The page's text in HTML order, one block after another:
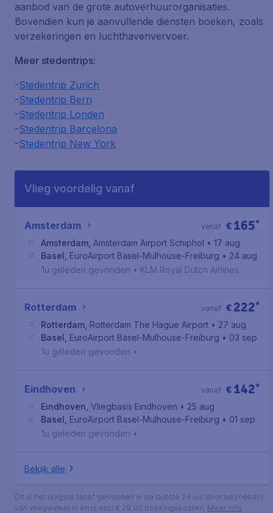
aanbod van de grote autoverhuurorganisaties.
Bovendien kun je aanvullende diensten boeken, zoals
verzekeringen en luchthavenvervoer.
Meer stedentrips:
-Stedentrip Zurich
-Stedentrip Bern
-Stedentrip Londen
-Stedentrip Barcelona
-Stedentrip New York
Vlieg voordelig vanaf
Amsterdam € 165*
vanaf
Amsterdam Amsterdam Airport Schiphol • 17 aug
Basel EuroAirport Basel-Mulhouse-Freiburg • 24 aug
1u geleden gevonden • KLM Royal Dutch Airlines
Rotterdam € 222*
vanaf
Rotterdam Rotterdam The Hague Airport • 27 aug
Basel EuroAirport Basel-Mulhouse-Freiburg • 03 sep
1u geleden gevonden •
Eindhoven € 142*
vanaf
Eindhoven Vliegbasis Eindhoven • 25 aug
Basel EuroAirport Basel-Mulhouse-Freiburg • 01 sep
1u geleden gevonden •
Bekijk alle
Dit is het laagste tarief gevonden in de laatste 24 uur door bezoekers
van vliegwinkel.nl en is excl € 29,90 boekingskosten. Meer info